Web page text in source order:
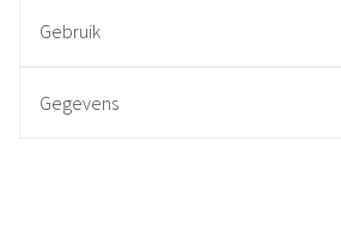
Gebruik
Gegevens